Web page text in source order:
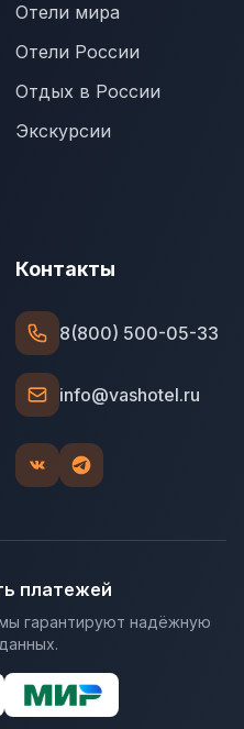
Отели мира
Отели России
Отдых в России
Экскурсии
Контакты
8(800) 500-05-33
info@vashotel.ru
платежей
гарантируют надёжную